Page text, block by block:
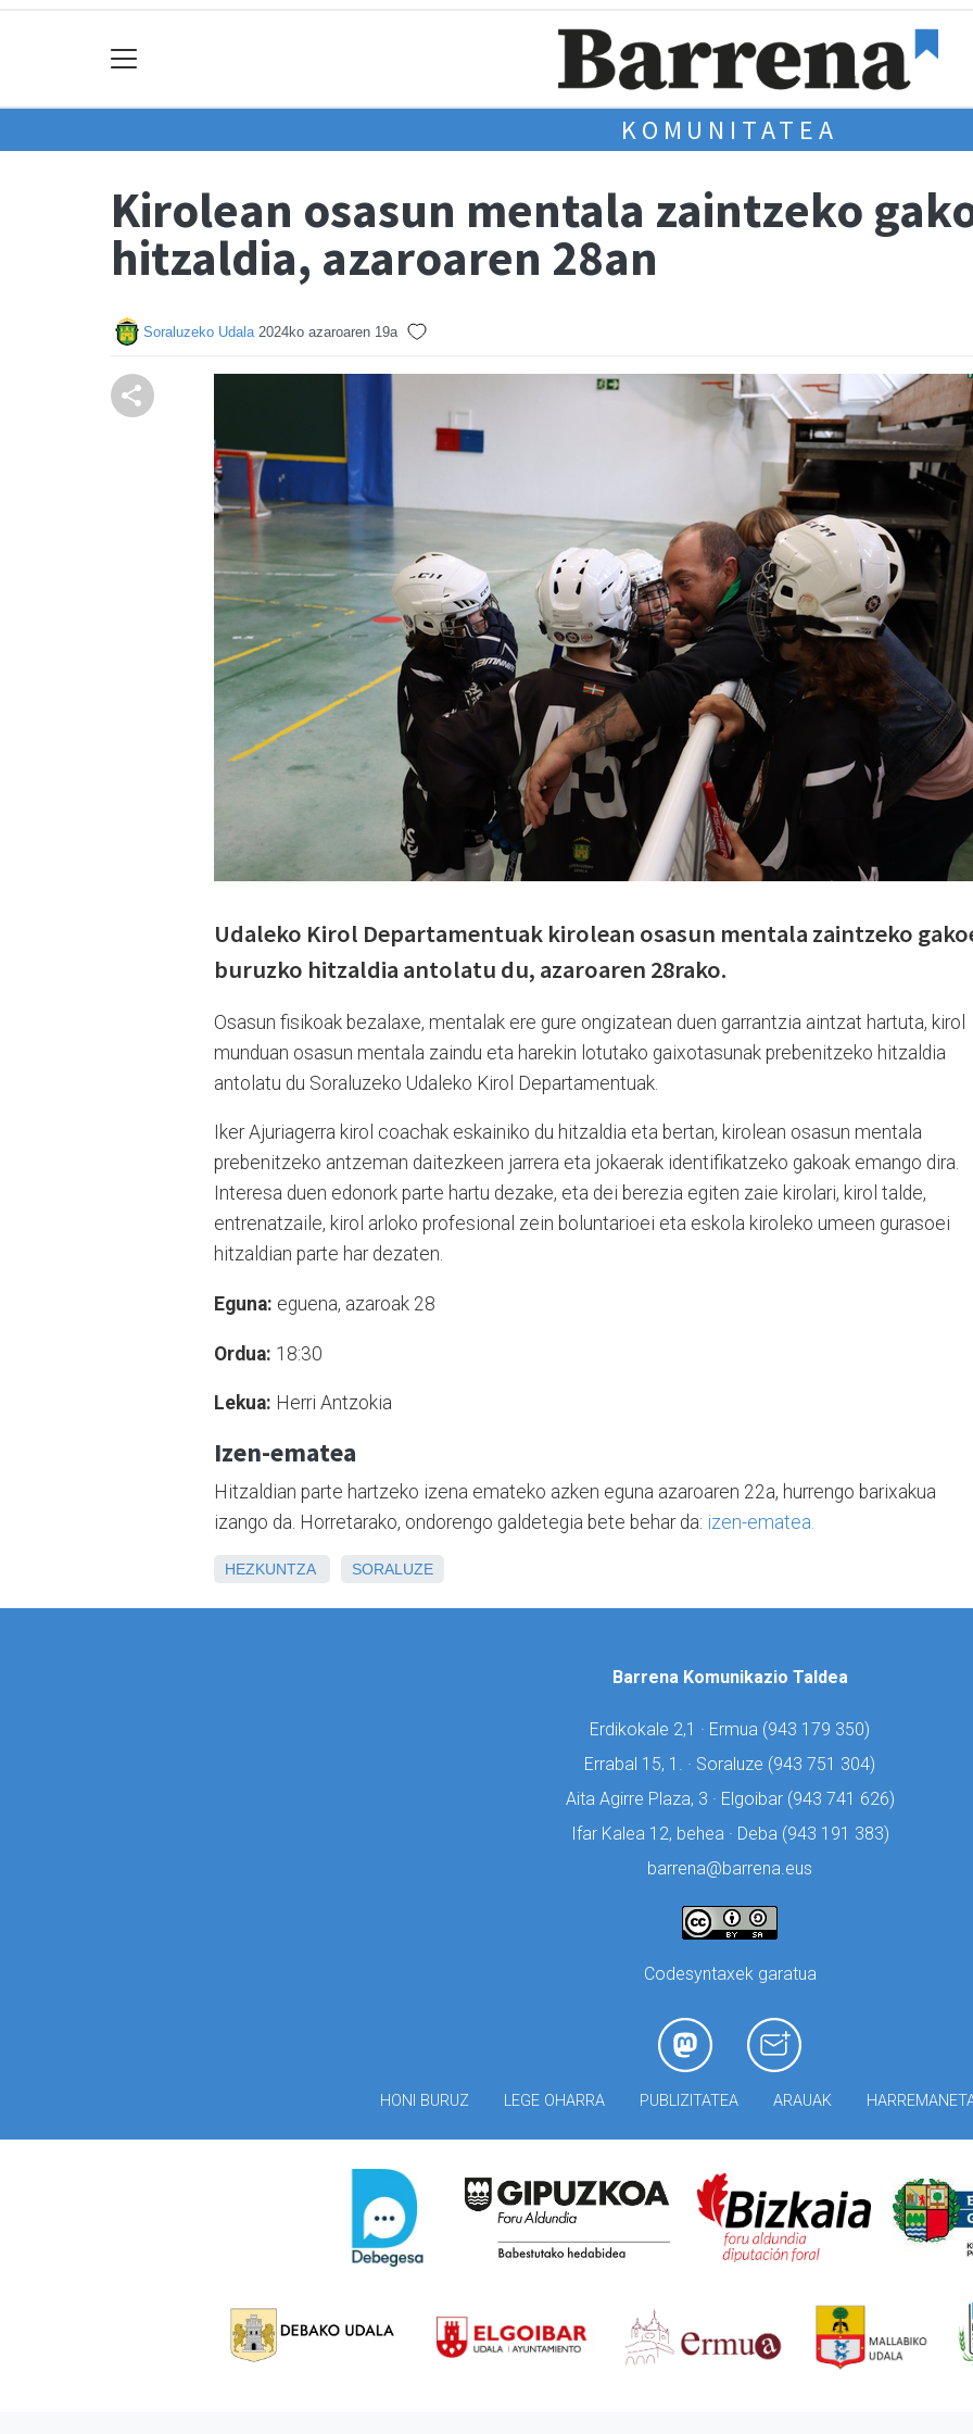
KOMUNITATEA
Kirolean osasun mentala zaintzeko
hitzaldia, azaroaren 28an
Soraluzeko Udala 2024ko azaroaren 19a
Udaleko Kirol Departamentuak kirolean osasun mentala zaintzeko
buruzko hitzaldia antolatu du, azaroaren 28rako.
Osasun fisikoak bezalaxe, mentalak ere gure ongizatean duen garrantzia aintzat hartuta, kirol
munduan osasun mentala zaindu eta harekin lotutako gaixotasunak prebenitzeko hitzaldia
antolatu du Soraluzeko Udaleko Kirol Departamentuak.
Iker Ajuriagerra kirol coachak eskainiko du hitzaldia eta bertan, kirolean osasun mentala
prebenitzeko antzeman daitezkeen jarrera eta jokaerak identifikatzeko gakoak emango dira.
Interesa duen edonork parte hartu dezake, eta dei berezia egiten zaie kirolari, kirol talde,
entrenatzaile, kirol arloko profesional zein boluntarioei eta eskola kiroleko umeen gurasoei
hitzaldian parte har dezaten.
Eguna: eguena, azaroak 28
Ordua: 18:30
Lekua: Herri Antzokia
Izen-ematea
Hitzaldian parte hartzeko izena emateko azken eguna azaroaren 22a, hurrengo barixakua
izango da. Horretarako, ondorengo galdetegia bete behar da: izen-ematea.
HEZKUNTZA SORALUZE
Barrena Komunikazio Taldea
Erdikokale 2,1 · Ermua (943 179 350)
Errabal 15, 1. · Soraluze (943 751 304)
Aita Agirre Plaza, 3 · Elgoibar (943 741 626)
Ifar Kalea 12, behea · Deba (943 191 383)
barrena@barrena.eus
Codesyntaxek garatua
HONI BURUZ LEGE OHARRA PUBLIZITATEA ARAUAK